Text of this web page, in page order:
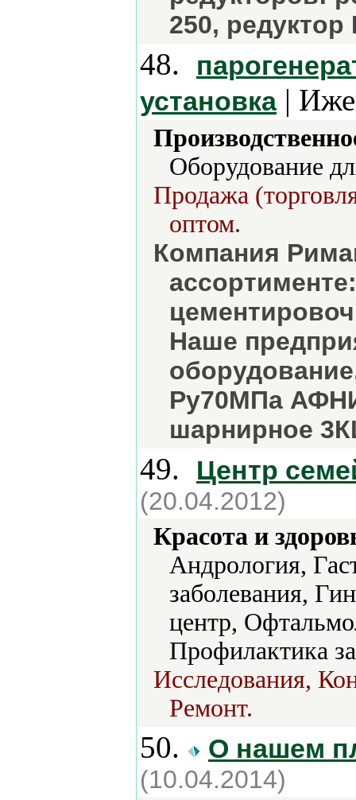
250,
48.
установка|
Оборудование
Продажа
оптом.
Компания
Наше
Ру70МПа
шарнирное
49. Центр
(20.04.2012)
Красота и
Андрология,
заболевания,
центр,
Профилактика
Исследования,
Ремонт.
50. О нашем
(10.04.2014)